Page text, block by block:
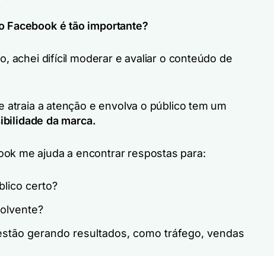
Facebook é tão importante?
achei difícil moderar e avaliar o conteúdo de
atraia a atenção e envolva o público tem um
da marca.
me ajuda a encontrar respostas para:
certo?
gerando resultados, como tráfego, vendas